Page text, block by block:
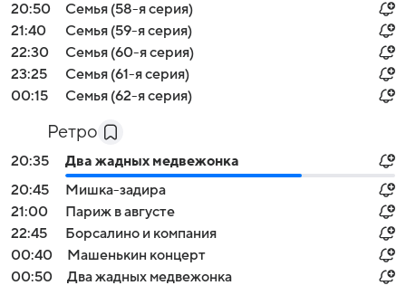
20:50
Семья (58-я серия)
21:40
Семья (59-я серия)
22:30
Семья (60-я серия)
23:25
Семья (61-я серия)
00:15
Семья (62-я серия)
Ретро
20:35
Два жадных медвежонка
20:45
Мишка-задира
21:00
Париж в августе
22:45
Борсалино и компания
00:40
Машенькин концерт
00:50
Два жадных медвежонка